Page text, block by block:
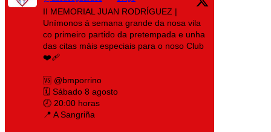
II MEMORIAL JUAN RODRÍGUEZ |
Unímonos á semana grande da nosa vila
co primeiro partido da pretempada e unha
das citas máis especiais para o noso Club
❤️‍🩹
🆚 @bmporrino
🗓️ Sábado 8 agosto
🕗 20:00 horas
📍 A Sangriña